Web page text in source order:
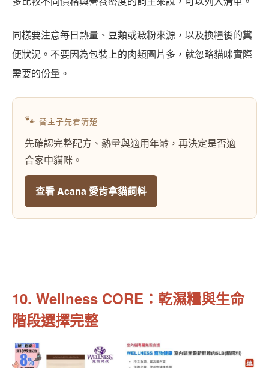
同樣要注意每日熱量、豆類或澱粉來源，以及換糧後的糞
便狀況。不要因為包裝上的肉類圖片多，就忽略貓咪實際
需要的份量。
🐾 替主子先看清楚
先確認完整配方、熱量與適用年齡，再決定是否適
合家中貓咪。
查看 Acana 愛肯拿貓飼料
10. Wellness CORE：乾濕糧與生命
階段選擇完整